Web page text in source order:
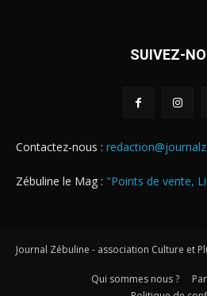
SUIVEZ-
Contactez-nous :
Zébuline le Mag : "Points de vente,
Journal Zébuline - association Culture et
Qui sommes nous ?